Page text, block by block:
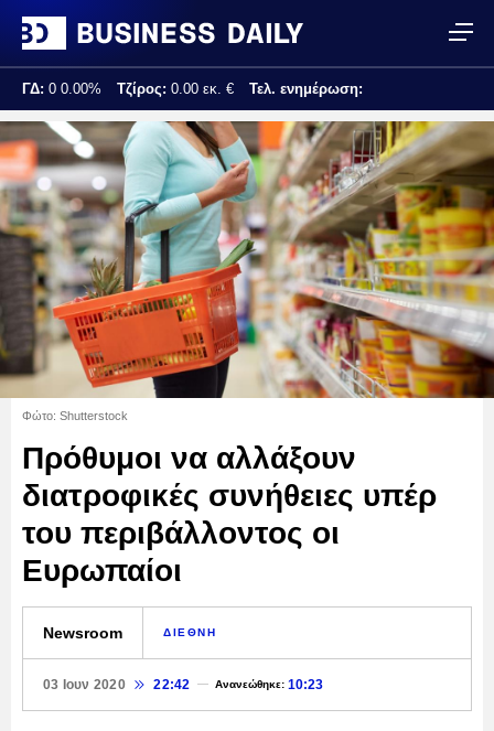
ΓΔ: 0 0.00% Τζίρος: 0.00 εκ. € Τελ. ενημέρωση:
Φώτο: Shutterstock
Πρόθυμοι να αλλάξουν
διατροφικές συνήθειες υπέρ
του περιβάλλοντος οι
Ευρωπαίοι
Newsroom ΔΙΕΘΝΗ
03 Ιουν 2020 22:42 Ανανεώθηκε:10:23